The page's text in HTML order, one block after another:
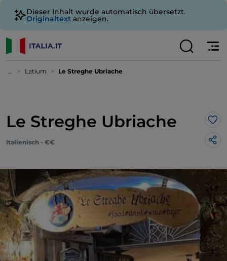
Dieser Inhalt wurde automatisch übersetzt.
Originaltext anzeigen.
... Latium Le Streghe Ubriache
Le Streghe Ubriache
Italienisch - €€